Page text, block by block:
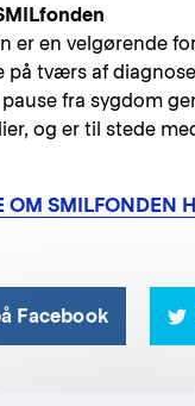
er en velgørende
på tværs af
fra sygdom
og er til stede
OM SMILFONDEN
Facebook